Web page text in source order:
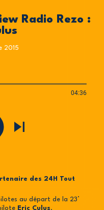
Radio Rezo :
2015
04:36
des 24H Tout
au départ de la 23°
Eric Culus.